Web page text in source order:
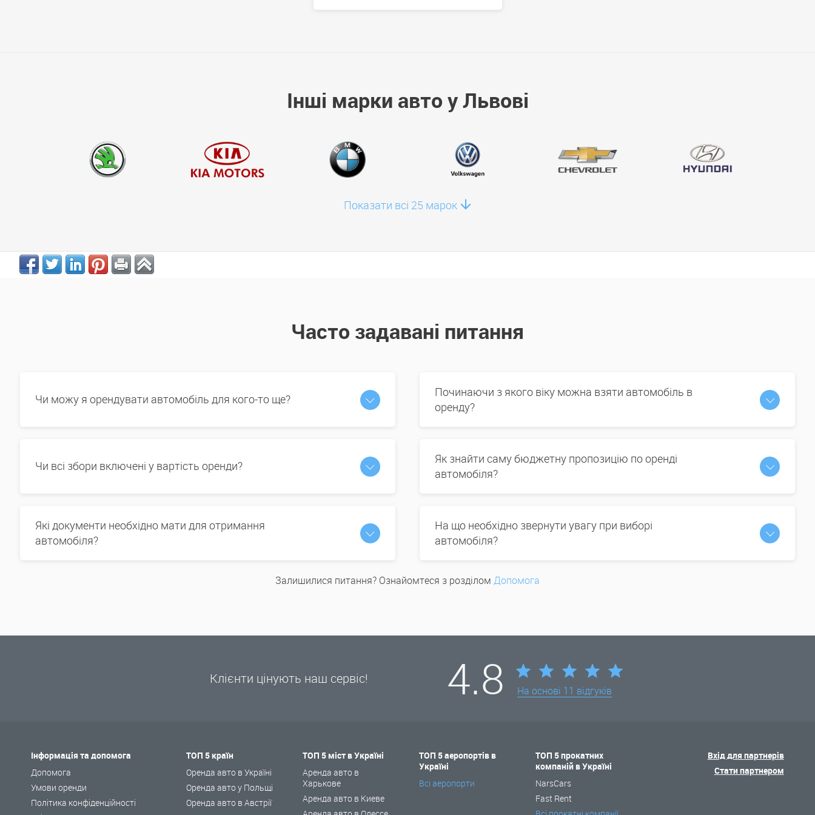
Інші марки авто у Львові
Показати всі 25 марок
Часто задавані питання
Чи можу я орендувати автомобіль для кого-то ще?
Починаючи з якого віку можна взяти автомобіль в
оренду?
Чи всі збори включені у вартість оренди?
Як знайти саму бюджетну пропозицію по оренді
автомобіля?
Які документи необхідно мати для отримання
автомобіля?
На що необхідно звернути увагу при виборі
автомобіля?
Залишилися питання? Ознайомтеся з розділом Допомога
Клієнти цінують наш сервіс! 4.8 На основі 11 відгуків
Інформація та допомога
Допомога
Умови оренди
Політика конфіденційності
ТОП 5 країн
Оренда авто в Україні
Оренда авто у Польщі
Оренда авто в Австрії
ТОП 5 міст в Україні
Аренда авто в
Харькове
Аренда авто в Киеве
ТОП 5 аеропортів в
Україні
Всі аеропорти
ТОП 5 прокатних
компаній в Україні
NarsCars
Fast Rent
Вхід для партнерів
Стати партнером